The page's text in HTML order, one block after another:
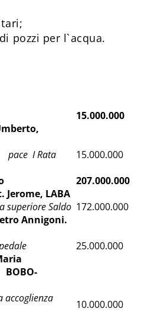
pozzi per l`acqua.
15.000.000
pace I Rata
15.000.000
207.000.000
LABA
superiore Saldo 172.000.000
Annigoni.
25.000.000
BOBO-
10.000.000